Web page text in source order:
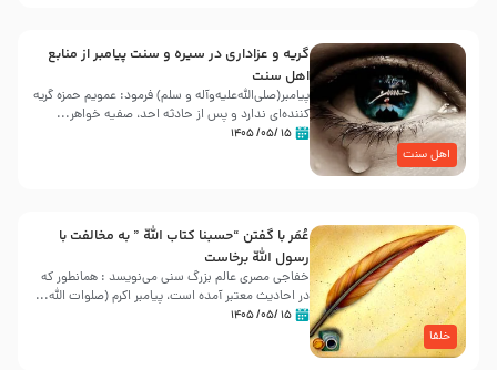
اهل سنت
گریه و عزاداری در سیره و سنت پیامبر از منابع
اهل سنت
پیامبر(صلی‌الله‌علیه‌وآله و سلم) فرمود: عمویم حمزه گریه
کننده‌ای ندارد و پس از حادثه احد، صفیه خواهر...
۱۵ /۰۵/ ۱۴۰۵
خلفا
عُمَر با گفتن “حسبنا كتاب اللّه ” به مخالفت با
رسول اللّه برخاست
خفاجی مصری عالم بزرگ سنی می‌نویسد : همانطور که
در احادیث معتبر آمده است، پیامبر اکرم (صلوات اللّه...
۱۵ /۰۵/ ۱۴۰۵